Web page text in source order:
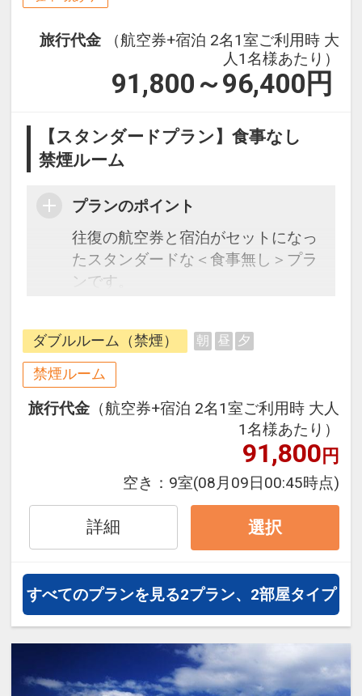
旅行代金
（航空券+宿泊 2名1室ご利用時 大
人1名様あたり）
91,800～96,400 円
【スタンダードプラン】食事なし
禁煙ルーム
プランのポイント
往復の航空券と宿泊がセットになっ
たスタンダードな＜食事無し＞プラ
ンです。
できるダイナミックパッケージだか
ら、一都市滞在はもちろん周遊旅行
にも最適！
旅行期間中の1泊だけの宿泊や延
泊・飛び泊なども自由自在です。
フライトは、安心のJAL（または
JALグループ）確約！フライトマイ
ル50%貯まります。
通・体験プランなどの追加（同時予
約）が可能なプランもございます。
【アクセス】
路線バス＋徒歩の場合、「エキまち
ループ 右回り02番」バスで約6分、
「田中町」下車、徒歩約3分。
ダブルルーム（禁煙） 朝 昼 夕
禁煙ルーム
旅行代金 （航空券+宿泊 2名1室ご利用時 大人
1名様あたり）
91,800円
空き： 9室(08月09日00:45時点)
詳細 選択
すべてのプランを見る2プラン、2部屋タイプ